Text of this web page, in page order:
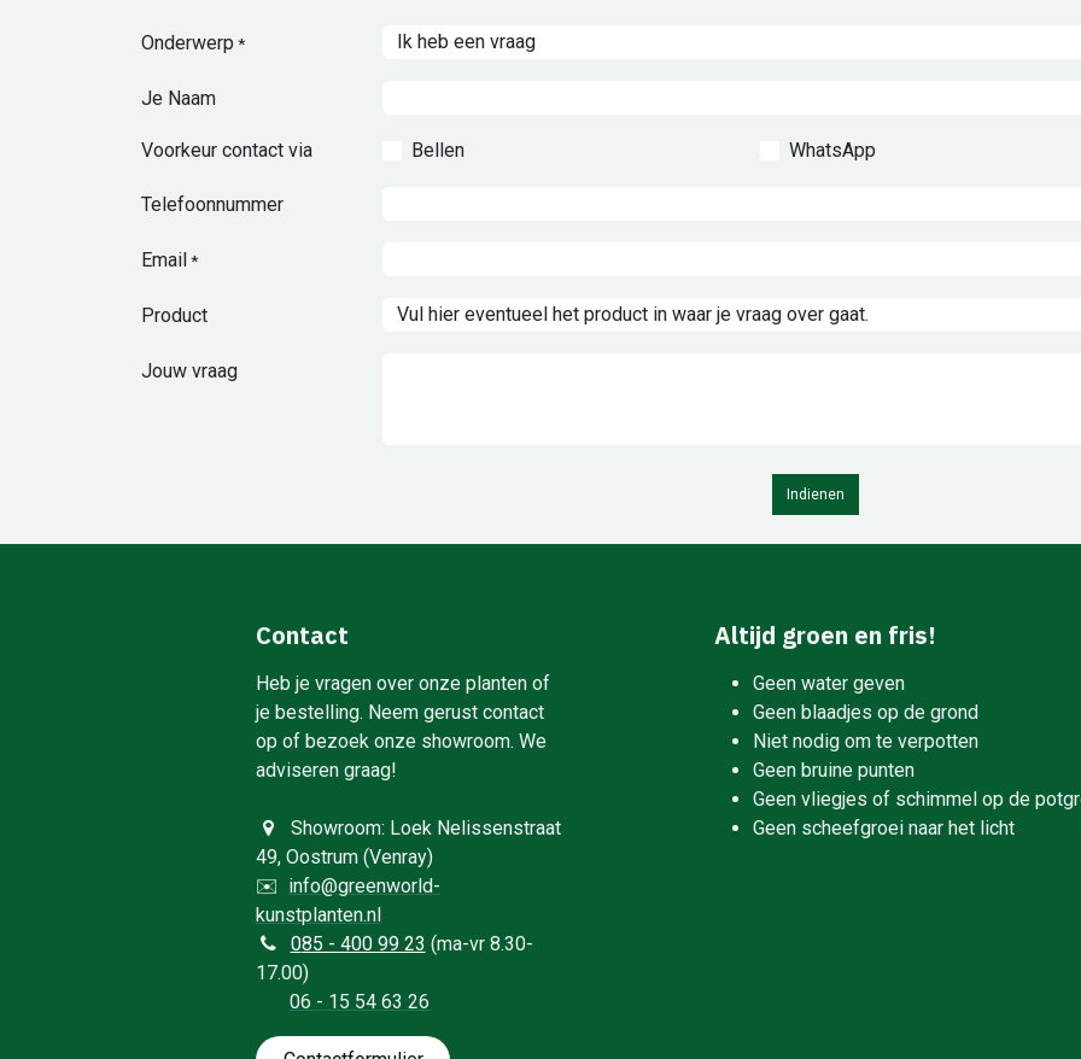
Onderwerp *
Je Naam
Voorkeur contact via Bellen WhatsApp
Telefoonnummer
Email*
Product
Jouw vraag
Indienen
Contact
Heb je vragen over onze planten of
je bestelling. Neem gerust contact
op of bezoek onze showroom. We
adviseren graag!
Showroom: Loek Nelissenstraat
49, Oostrum (Venray)
✉️ info@greenworld-
kunstplanten.nl
085 - 400 99 23 (ma-vr 8.30-
17.00)
06 - 15 54 63 26
Altijd groen en fris!
Geen water geven
Geen blaadjes op de grond
Niet nodig om te verpotten
Geen bruine punten
Geen vliegjes of schimmel op de
Geen scheefgroei naar het licht